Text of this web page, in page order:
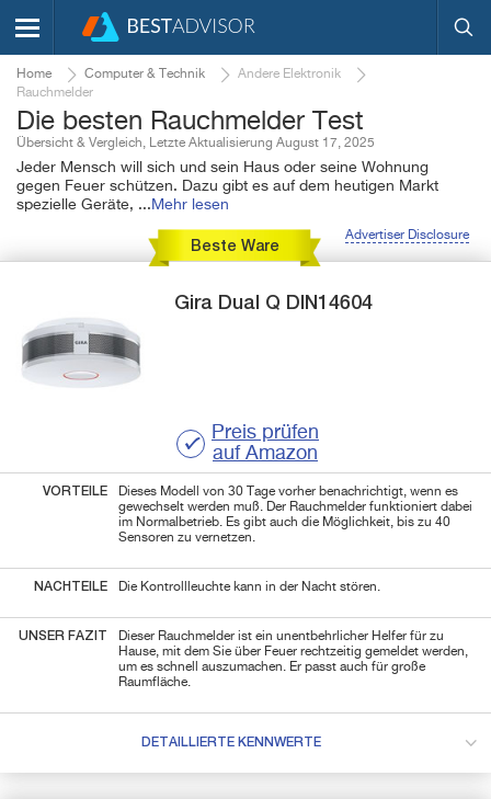
Home Computer & Technik
Andere Elektronik
Rauchmelder
Die besten Rauchmelder Test
Übersicht & Vergleich, Letzte Aktualisierung August 17, 2025
Jeder Mensch will sich und sein Haus oder seine Wohnung
gegen Feuer schützen. Dazu gibt es auf dem heutigen Markt
spezielle Geräte, ... Mehr lesen
Advertiser Disclosure
Beste Ware
Gira Dual Q DIN14604
Preis prüfen
auf Amazon
VORTEILE
Dieses Modell von 30 Tage vorher benachrichtigt, wenn es
gewechselt werden muß. Der Rauchmelder funktioniert dabei
im Normalbetrieb. Es gibt auch die Möglichkeit, bis zu 40
Sensoren zu vernetzen.
NACHTEILE Die Kontrollleuchte kann in der Nacht stören.
UNSER FAZIT
Dieser Rauchmelder ist ein unentbehrlicher Helfer für zu
Hause, mit dem Sie über Feuer rechtzeitig gemeldet werden,
um es schnell auszumachen. Er passt auch für große
Raumfläche.
DETAILLIERTE KENNWERTE